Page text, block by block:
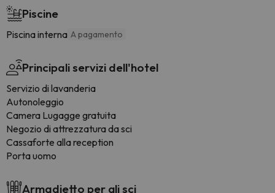
Piscine
Piscina interna A pagamento
Principali servizi dell'hotel
Servizio di lavanderia
Autonoleggio
Camera Lugagge gratuita
Negozio di attrezzatura da sci
Cassaforte alla reception
Porta uomo
Armadietto per gli sci